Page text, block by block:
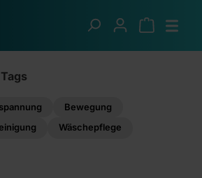
Bewegung
Wäschepflege